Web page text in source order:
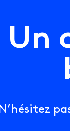
Un
N’hésitez